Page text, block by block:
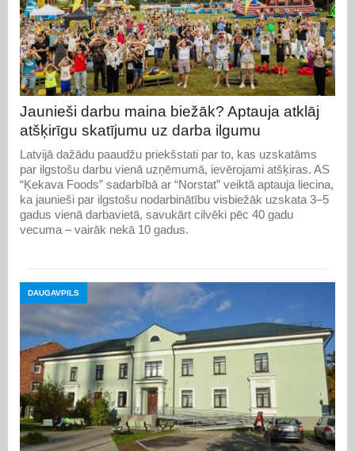
Jaunieši darbu maina biežāk? Aptauja atklāj
atšķirīgu skatījumu uz darba ilgumu
Latvijā dažādu paaudžu priekšstati par to, kas uzskatāms
par ilgstošu darbu vienā uzņēmumā, ievērojami atšķiras. AS
“Ķekava Foods” sadarbībā ar “Norstat” veiktā aptauja liecina,
ka jaunieši par ilgstošu nodarbinātību visbiežāk uzskata 3–5
gadus vienā darbavietā, savukārt cilvēki pēc 40 gadu
vecuma – vairāk nekā 10 gadus.
DAUGAVPILS